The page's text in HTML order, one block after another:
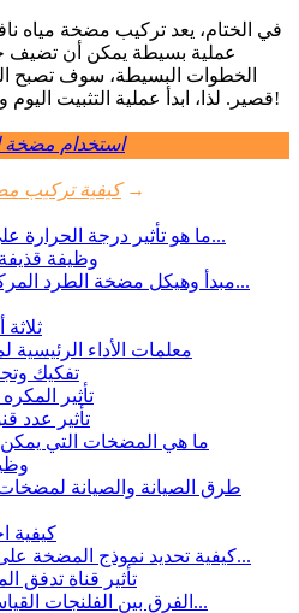
في الختام، يعد تركيب مضخة مياه
عملية بسيطة يمكن أن تضيف
الخطوات البسيطة، سوف تصبح
قصير. لذا، ابدأ عملية التثبيت اليوم وأضف بعض الحياة إلى حديقتك!
استخدام مضخة
كيفية تركيب →
ما هو تأثير درجة الحرارة على اختيار مضخات الطرد...
وظيفة
مبدأ وهيكل مضخة الطرد المركزي لخطوط الأنابيب ال...
معلمات الأداء
تفكيك
تأثير
تأثير عدد
ما هي المضخات التي يمكن
طرق الصيانة والصيانة
كيفية
كيفية تحديد نموذج المضخة على أساس معدل التدفق و...
تأثير قناة تدفق
الفرق بين الفلنجات القياسية الوطنية والفلنجات ا...